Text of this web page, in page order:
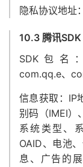
隐私协议地址：
10.3 腾讯SDK
SDK包名：
com.qq.e、
信息获取：IP
别码（IMEI）
系统类型、
OAID、电池
息、广告的